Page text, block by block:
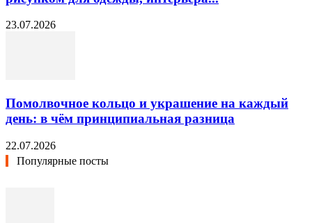
23.07.2026
Помолвочное кольцо и украшение на каждый
день: в чём принципиальная разница
22.07.2026
Популярные посты